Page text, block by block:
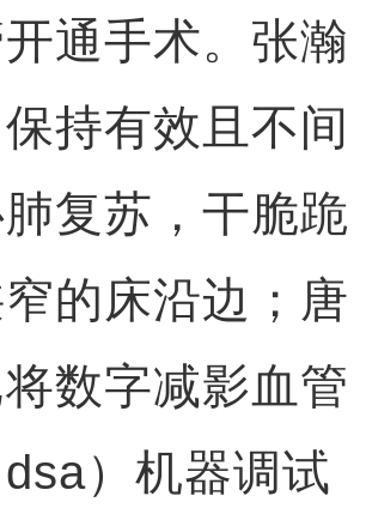
通手术。张瀚
持有效且不间
复苏，干脆跪
的床沿边；唐
数字减影血管
）机器调试